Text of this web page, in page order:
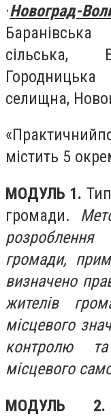
·Новоград-
сільська,
селищна,
«Практичний
містить 5
МОДУЛЬ 1.
громади.
розроблення
громади,
визначено
жителів
місцевого
контролю та
місцевого
МОДУЛЬ 2.